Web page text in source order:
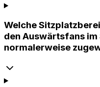
Welche
den Auswärtsfans
normalerweise